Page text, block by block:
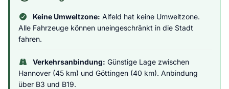
Keine Umweltzone: Alfeld hat keine Umweltzone.
Alle Fahrzeuge können uneingeschränkt in die Stadt
fahren.
Verkehrsanbindung: Günstige Lage zwischen
Hannover (45 km) und Göttingen (40 km). Anbindung
über B3 und B19.